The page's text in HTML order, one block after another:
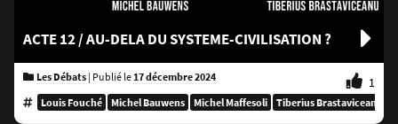
ACTE 12 / AU-DELA DU SYSTEME-CIVILISATION ?
Les Débats | Publié le17 décembre 2024 1
Louis Fouché Michel Bauwens Michel Maffesoli Tiberius Brastaviceanu